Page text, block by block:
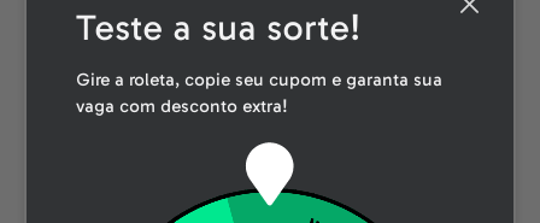
Teste a sua sorte!
Gire a roleta, copie seu cupom e garanta sua
vaga com desconto extra!
12xR$49,95
20 correções de redação/mês